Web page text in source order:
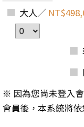
大人／
※ 因為您尚未登入
會員後，本系統將